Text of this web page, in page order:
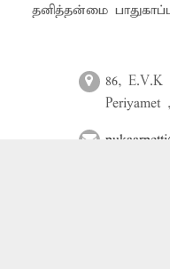
தனித்தன்மை
86, E.V.K
Periyamet